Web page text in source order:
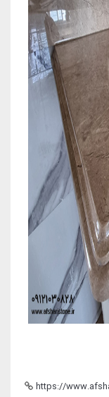
https://